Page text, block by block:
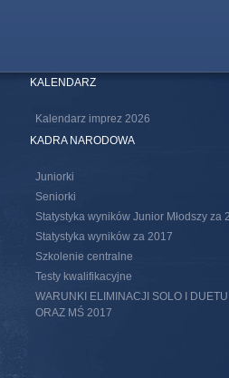
KALENDARZ
Kalendarz imprez 2026
KADRA NARODOWA
Juniorki
Seniorki
Statystyka wyników Junior Młodszy za
Statystyka wyników za 2017
Szkolenie centralne
Testy kwalifikacyjne
WARUNKI ELIMINACJI SOLO I
ORAZ MŚ 2017